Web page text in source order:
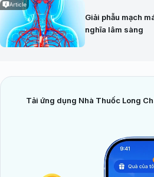
Article
Giải phẫu mạch
nghĩa lâm sàng
Tải ứng dụng Nhà Thuốc Long